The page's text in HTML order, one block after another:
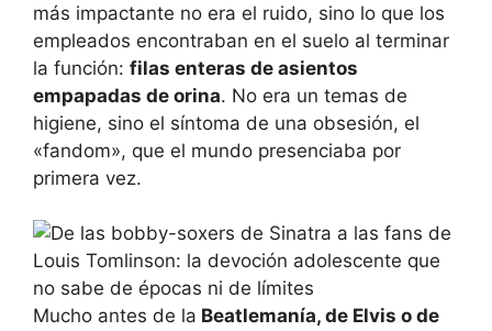
más impactante no era el ruido, sino lo que los
empleados encontraban en el suelo al terminar
la función: filas enteras de asientos
empapadas de orina. No era un temas de
higiene, sino el síntoma de una obsesión, el
«fandom», que el mundo presenciaba por
primera vez.
Mucho antes de la Beatlemanía, de Elvis o de